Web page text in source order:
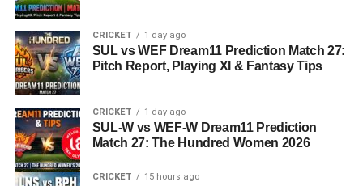
CRICKET 1 day ago
SUL vs WEF Dream11 Prediction Match 27:
Pitch Report, Playing XI & Fantasy Tips
CRICKET 1 day ago
SUL-W vs WEF-W Dream11 Prediction
Match 27: The Hundred Women 2026
CRICKET 15 hours ago